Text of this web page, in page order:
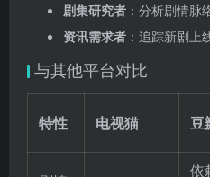
剧集研究者 ：分析剧情脉
资讯需求者 ：追踪新剧上
与其他平台对比
特性 电视猫 豆
依